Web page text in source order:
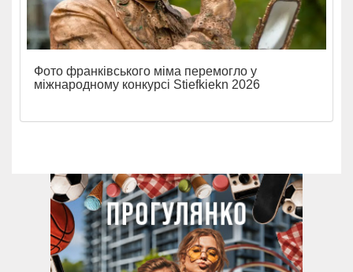
Фото франківського міма перемогло у
міжнародному конкурсі Stiefkiekn 2026